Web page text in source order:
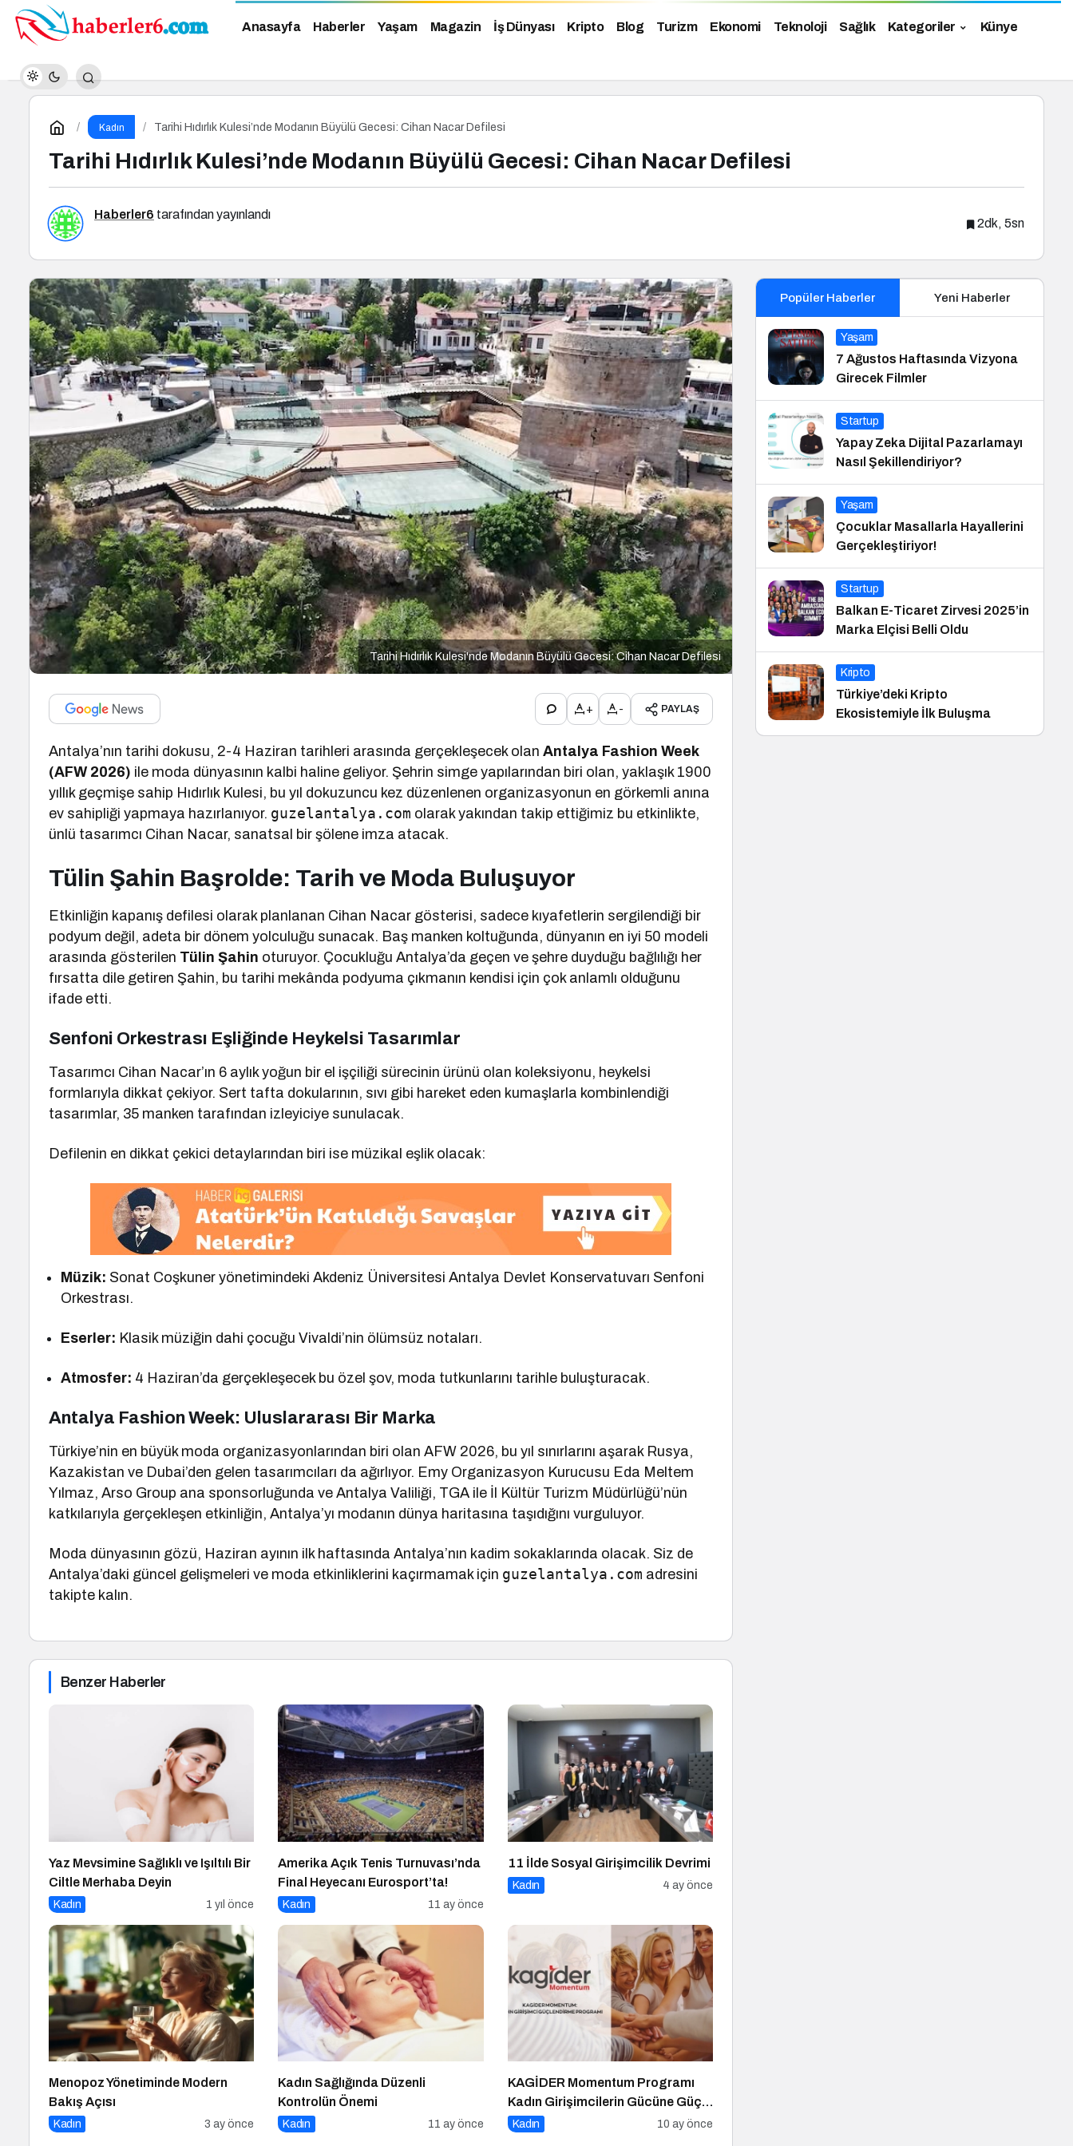
Anasayfa Haberler Yaşam Magazin İş Dünyası Kripto Blog Turizm Ekonomi Teknoloji Sağlık Kategoriler Künye
Kadın Tarihi Hıdırlık Kulesi’nde Modanın Büyülü Gecesi: Cihan Nacar Defilesi
Tarihi Hıdırlık Kulesi’nde Modanın Büyülü Gecesi: Cihan Nacar Defilesi
Haberler6 tarafından yayınlandı
2dk, 5sn
Tarihi Hıdırlık Kulesi'nde Modanın Büyülü Gecesi: Cihan Nacar Defilesi
+ - PAYLAŞ
Antalya’nın tarihi dokusu, 2-4 Haziran tarihleri arasında gerçekleşecek olanAntalya Fashion Week
(AFW 2026) ile moda dünyasının kalbi haline geliyor. Şehrin simge yapılarından biri olan, yaklaşık 1900
yıllık geçmişe sahip Hıdırlık Kulesi, bu yıl dokuzuncu kez düzenlenen organizasyonun en görkemli anına
ev sahipliği yapmaya hazırlanıyor. guzelantalya.com olarak yakından takip ettiğimiz bu etkinlikte,
ünlü tasarımcı Cihan Nacar, sanatsal bir şölene imza atacak.
Tülin Şahin Başrolde: Tarih ve Moda Buluşuyor
Etkinliğin kapanış defilesi olarak planlanan Cihan Nacar gösterisi, sadece kıyafetlerin sergilendiği bir
podyum değil, adeta bir dönem yolculuğu sunacak. Baş manken koltuğunda, dünyanın en iyi 50 modeli
arasında gösterilen Tülin Şahin oturuyor. Çocukluğu Antalya’da geçen ve şehre duyduğu bağlılığı her
fırsatta dile getiren Şahin, bu tarihi mekânda podyuma çıkmanın kendisi için çok anlamlı olduğunu
ifade etti.
Senfoni Orkestrası Eşliğinde Heykelsi Tasarımlar
Tasarımcı Cihan Nacar’ın 6 aylık yoğun bir el işçiliği sürecinin ürünü olan koleksiyonu, heykelsi
formlarıyla dikkat çekiyor. Sert tafta dokularının, sıvı gibi hareket eden kumaşlarla kombinlendiği
tasarımlar, 35 manken tarafından izleyiciye sunulacak.
Defilenin en dikkat çekici detaylarından biri ise müzikal eşlik olacak:
Müzik: Sonat Coşkuner yönetimindeki Akdeniz Üniversitesi Antalya Devlet Konservatuvarı Senfoni
Orkestrası.
Eserler: Klasik müziğin dahi çocuğu Vivaldi’nin ölümsüz notaları.
Atmosfer: 4 Haziran’da gerçekleşecek bu özel şov, moda tutkunlarını tarihle buluşturacak.
Antalya Fashion Week: Uluslararası Bir Marka
Türkiye’nin en büyük moda organizasyonlarından biri olan AFW 2026, bu yıl sınırlarını aşarak Rusya,
Kazakistan ve Dubai’den gelen tasarımcıları da ağırlıyor. Emy Organizasyon Kurucusu Eda Meltem
Yılmaz, Arso Group ana sponsorluğunda ve Antalya Valiliği, TGA ile İl Kültür Turizm Müdürlüğü’nün
katkılarıyla gerçekleşen etkinliğin, Antalya’yı modanın dünya haritasına taşıdığını vurguluyor.
Moda dünyasının gözü, Haziran ayının ilk haftasında Antalya’nın kadim sokaklarında olacak. Siz de
Antalya’daki güncel gelişmeleri ve moda etkinliklerini kaçırmamak için guzelantalya.com adresini
takipte kalın.
Benzer Haberler
Yaz Mevsimine Sağlıklı ve Işıltılı Bir
Ciltle Merhaba Deyin
Kadın 1 yıl önce
Amerika Açık Tenis Turnuvası’nda
Final Heyecanı Eurosport’ta!
Kadın 11 ay önce
11 İlde Sosyal Girişimcilik Devrimi
Kadın 4 ay önce
Menopoz Yönetiminde Modern
Bakış Açısı
Kadın 3 ay önce
Kadın Sağlığında Düzenli
Kontrolün Önemi
Kadın 11 ay önce
KAGİDER Momentum Programı
Kadın Girişimcilerin Gücüne Güç
Katıyor
Kadın 10 ay önce
Popüler Haberler Yeni Haberler
Yaşam
7 Ağustos Haftasında Vizyona
Girecek Filmler
Startup
Yapay Zeka Dijital Pazarlamayı
Nasıl Şekillendiriyor?
Yaşam
Çocuklar Masallarla Hayallerini
Gerçekleştiriyor!
Startup
Balkan E-Ticaret Zirvesi 2025’in
Marka Elçisi Belli Oldu
Kripto
Türkiye’deki Kripto
Ekosistemiyle İlk Buluşma